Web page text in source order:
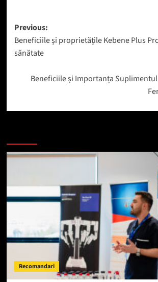
Post
navigation
Previous:
Beneficiile și proprietățile Kebene Plus
sănătate
Beneficiile și Importanța
Recomandari